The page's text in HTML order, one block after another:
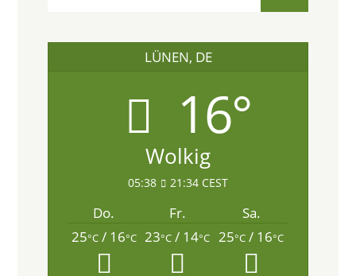
LÜNEN, DE
16°
Wolkig
05:38 21:34 CEST
Do. Fr.
Sa.
25°C/ 16°C 23°C / 14°C 25°C / 16°C